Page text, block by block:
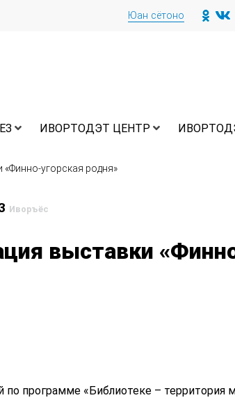
Юан сётоно
ИВОРТОДЭТ ЦЕНТР
«Финно-угорская родня»
Иворъёс
выставки
программе «Библиотеке – территория